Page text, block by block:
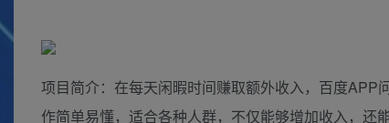
项目简介：在每天闲暇时间赚取额外收入，百度APP
作简单易懂，适合各种人群，不仅能够增加收入，还